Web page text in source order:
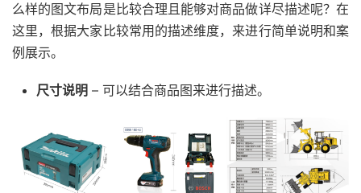
么样的图文布局是比较合理且能够对商品做详尽描述呢？在
这里，根据大家比较常用的描述维度，来进行简单说明和案
例展示。
尺寸说明 – 可以结合商品图来进行描述。